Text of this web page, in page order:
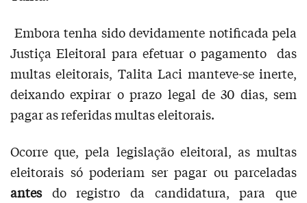
Embora tenha sido devidamente notificada pela
Justiça Eleitoral para efetuar o pagamento das
multas eleitorais, Talita Laci manteve-se inerte,
deixando expirar o prazo legal de 30 dias, sem
pagar as referidas multas eleitorais.
Ocorre que, pela legislação eleitoral, as multas
eleitorais só poderiam ser pagar ou parceladas
antesdo registro da candidatura, para que